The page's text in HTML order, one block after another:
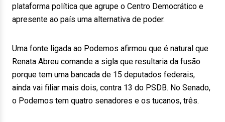
plataforma política que agrupe o Centro Democrático e
apresente ao país uma alternativa de poder.
Uma fonte ligada ao Podemos afirmou que é natural que
Renata Abreu comande a sigla que resultaria da fusão
porque tem uma bancada de 15 deputados federais,
ainda vai filiar mais dois, contra 13 do PSDB. No Senado,
o Podemos tem quatro senadores e os tucanos, três.